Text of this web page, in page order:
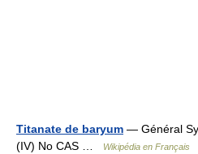
Titanate de baryum — Général
(IV) No CAS …
Wikipédia en Français